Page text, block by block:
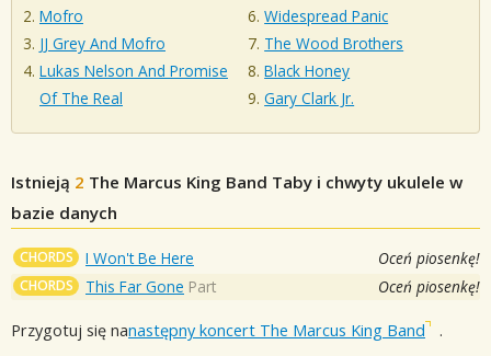
Mofro
JJ Grey And Mofro
Lukas Nelson And Promise
Of The Real
Widespread Panic
The Wood Brothers
Black Honey
Gary Clark Jr.
Istnieją 2 The Marcus King Band Taby i chwyty ukulele w
bazie danych
CHORDS I Won't Be Here Oceń piosenkę!
CHORDS This Far Gone Part Oceń piosenkę!
Przygotuj się nanastępny koncert The Marcus King Band .